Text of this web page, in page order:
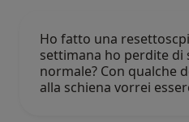
Ho fatto una
settimana ho perdite di
normale? Con qualche
alla schiena vorrei